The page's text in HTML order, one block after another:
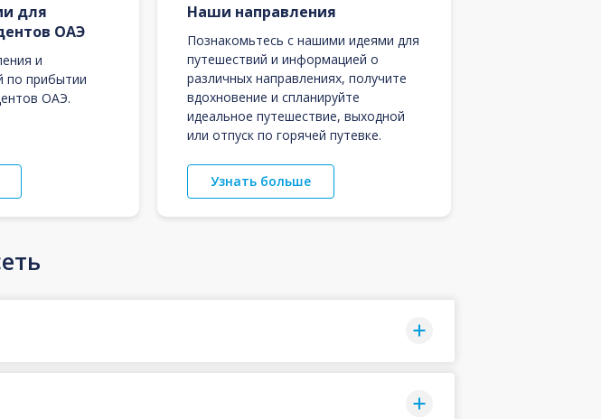
для
ОАЭ
и
по прибытии
ОАЭ.
Наши направления
Познакомьтесь с нашими идеями для
путешествий и информацией о
различных направлениях, получите
вдохновение и спланируйте
идеальное путешествие, выходной
или отпуск по горячей путевке.
Узнать больше